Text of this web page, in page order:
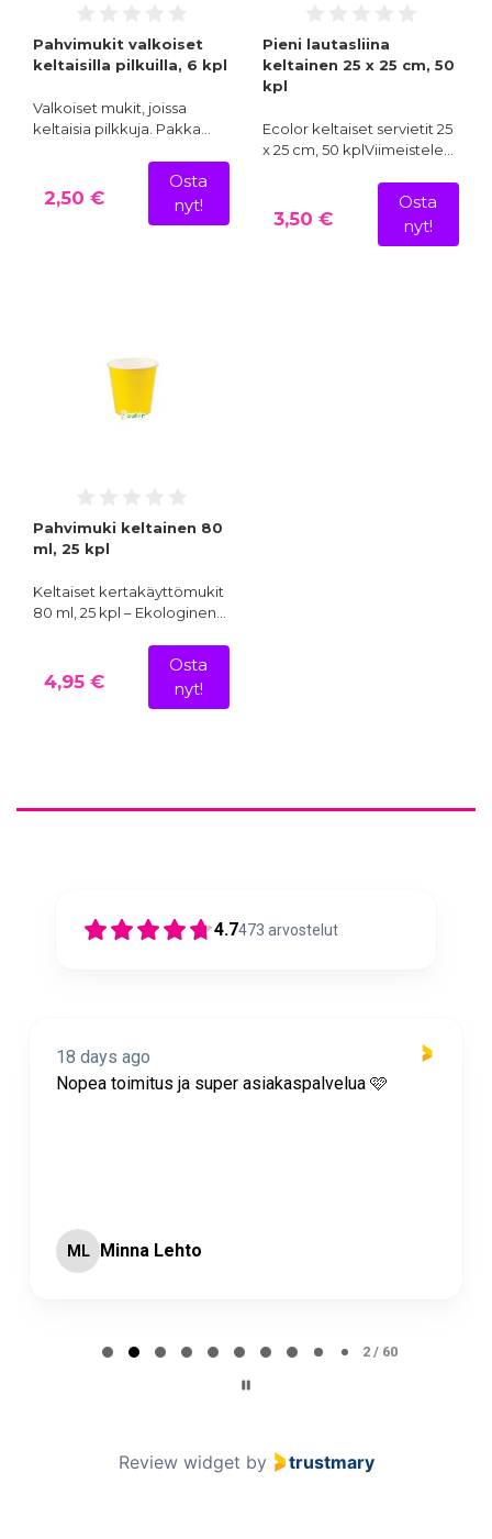
Pahvimukit valkoiset
keltaisilla pilkuilla, 6 kpl
Valkoiset mukit, joissa
keltaisia pilkkuja. Pakka…
2,50 €
Osta
nyt!
Pieni lautasliina
keltainen 25 x 25 cm, 50
kpl
Ecolor keltaiset servietit 25
x 25 cm, 50 kplViimeistele…
3,50 €
Osta
nyt!
Pahvimuki keltainen 80
ml, 25 kpl
Keltaiset kertakäyttömukit
80 ml, 25 kpl – Ekologinen…
4,95 €
Osta
nyt!
4.7473 arvostelut
18 days ago
Nopea toimitus ja super asiakaspalvelua 🩷
ML Minna Lehto
2 / 60
Review widget by trustmary